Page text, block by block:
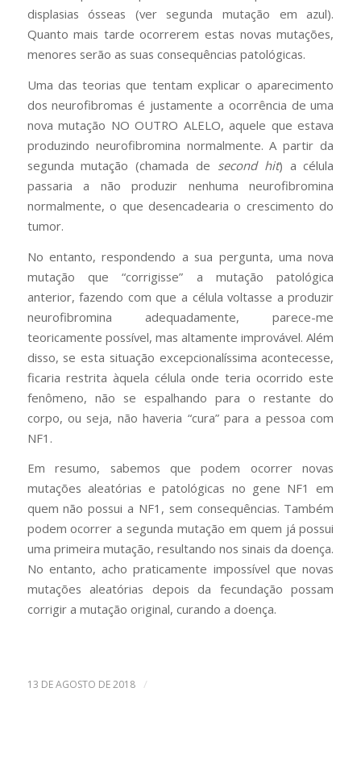
displasias ósseas (ver segunda mutação em azul).
Quanto mais tarde ocorrerem estas novas mutações,
menores serão as suas consequências patológicas.
Uma das teorias que tentam explicar o aparecimento
dos neurofibromas é justamente a ocorrência de uma
nova mutação NO OUTRO ALELO, aquele que estava
produzindo neurofibromina normalmente. A partir da
segunda mutação (chamada de second hit) a célula
passaria a não produzir nenhuma neurofibromina
normalmente, o que desencadearia o crescimento do
tumor.
No entanto, respondendo a sua pergunta, uma nova
mutação que “corrigisse” a mutação patológica
anterior, fazendo com que a célula voltasse a produzir
neurofibromina adequadamente, parece-me
teoricamente possível, mas altamente improvável. Além
disso, se esta situação excepcionalíssima acontecesse,
ficaria restrita àquela célula onde teria ocorrido este
fenômeno, não se espalhando para o restante do
corpo, ou seja, não haveria “cura” para a pessoa com
NF1.
Em resumo, sabemos que podem ocorrer novas
mutações aleatórias e patológicas no gene NF1 em
quem não possui a NF1, sem consequências. Também
podem ocorrer a segunda mutação em quem já possui
uma primeira mutação, resultando nos sinais da doença.
No entanto, acho praticamente impossível que novas
mutações aleatórias depois da fecundação possam
corrigir a mutação original, curando a doença.
13 DE AGOSTO DE 2018 /